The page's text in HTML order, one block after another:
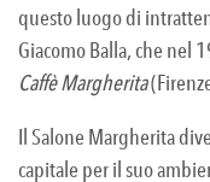
questo luogo di
Giacomo Balla, che nel
Caffè Margherita
Il Salone Margherita
capitale per il suo